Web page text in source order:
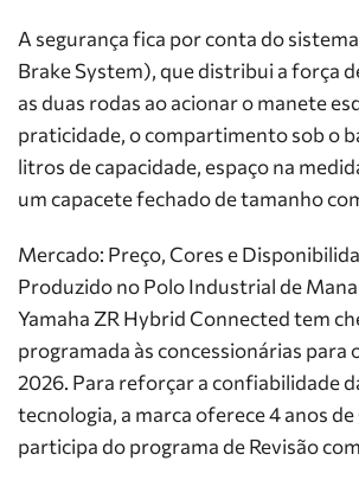
A segurança fica por conta do
Brake System), que distribui a força
as duas rodas ao acionar o manete
praticidade, o compartimento sob o
litros de capacidade, espaço na
um capacete fechado de tamanho
Mercado: Preço, Cores e
Produzido no Polo Industrial de
Yamaha ZR Hybrid Connected tem
programada às concessionárias para
2026. Para reforçar a confiabilidade
tecnologia, a marca oferece 4 anos
participa do programa de Revisão